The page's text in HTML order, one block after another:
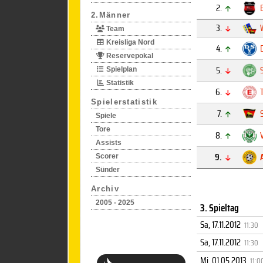
2.Männer
Team
Kreisliga Nord
Reservepokal
Spielplan
Statistik
Spielerstatistik
Spiele
Tore
Assists
Scorer
Sünder
Archiv
2005 - 2025
2.
3.
4.
5.
6.
7.
8.
9.
3. Spieltag
Sa, 17.11.2012 11:30
Sa, 17.11.2012 11:30